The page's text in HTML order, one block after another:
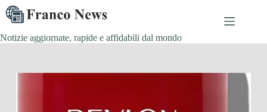
Salta
al
contenuto
Notizie aggiornate, rapide e affidabili dal mondo